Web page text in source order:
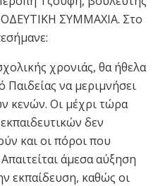
ΣΥΜΜΑΧΙΑ. Στο
χρονιάς, θα ήθελα
να μεριμνήσει
κενών. Οι μέχρι τώρα
δεν
και οι πόροι που
άμεσα αύξηση
εκπαίδευση, καθώς οι